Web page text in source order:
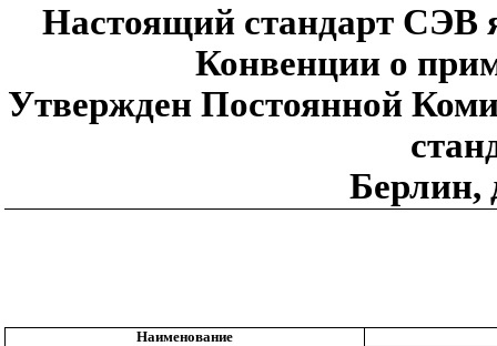
Настоящий стандарт СЭВ
Конвенции о
Утвержден Постоянной
Берлин,
Наименование